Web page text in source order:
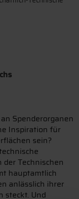
Spenderorganen
Inspiration für
sein?
Technischen
hauptamtlich
anlässlich ihrer
steckt. Und